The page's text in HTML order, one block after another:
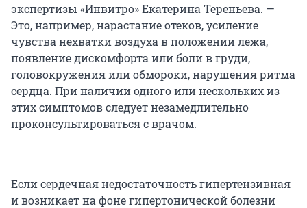
экспертизы «Инвитро» Екатерина Тереньева. —
Это, например, нарастание отеков, усиление
чувства нехватки воздуха в положении лежа,
появление дискомфорта или боли в груди,
головокружения или обмороки, нарушения ритма
сердца. При наличии одного или нескольких из
этих симптомов следует незамедлительно
проконсультироваться с врачом.
Если сердечная недостаточность гипертензивная
и возникает на фоне гипертонической болезни